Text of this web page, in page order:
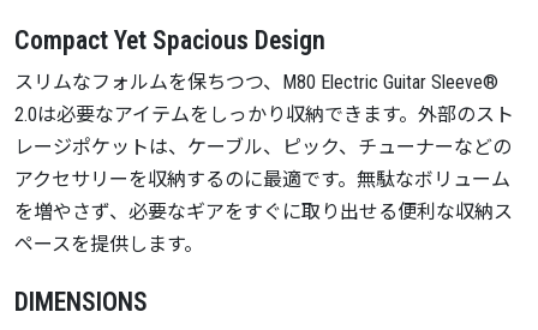
Compact Yet Spacious Design
スリムなフォルムを保ちつつ、M80 Electric Guitar Sleeve®
2.0は必要なアイテムをしっかり収納できます。外部のスト
レージポケットは、ケーブル、ピック、チューナーなどの
アクセサリーを収納するのに最適です。無駄なボリューム
を増やさず、必要なギアをすぐに取り出せる便利な収納ス
ペースを提供します。
DIMENSIONS